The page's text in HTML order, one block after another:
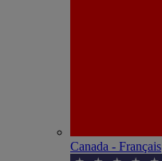
Canada - Français